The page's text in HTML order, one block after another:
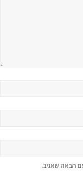
הבאה שאגיב.